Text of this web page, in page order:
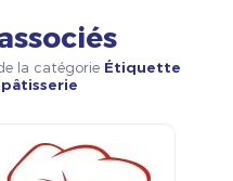
la catégorie Étiquette